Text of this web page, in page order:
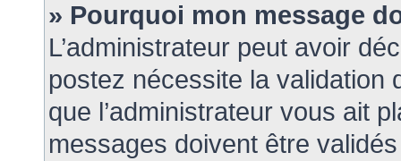
» Pourquoi mon message
L’administrateur peut avoir
postez nécessite la validation
que l’administrateur vous ait
messages doivent être